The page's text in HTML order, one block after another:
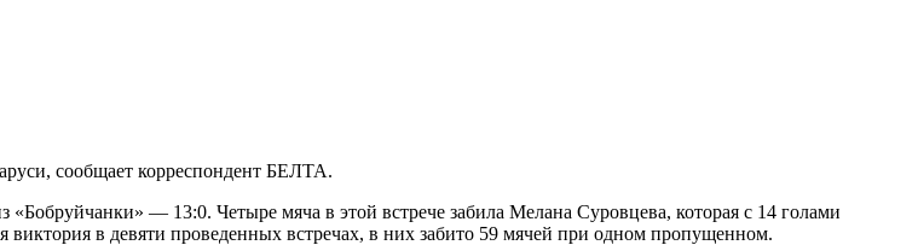
сообщает корреспондент БЕЛТА.
— 13:0. Четыре мяча в этой встрече забила Мелана Суровцева, которая с 14 голами
в девяти проведенных встречах, в них забито 59 мячей при одном пропущенном.